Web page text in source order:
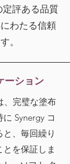
評ある品質
わたる信頼
。
ーション
、完璧な塗布
Synergy コ
、毎回繰り
を保証しま